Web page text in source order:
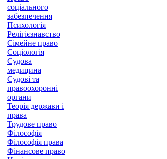
соціального
забезпечення
Психологія
Релігієзнавство
Сімейне право
Соціологія
Судова
медицина
Судові та
правоохоронні
органи
Теорія держави і
права
Трудове право
Філософія
Філософія права
Фінансове право